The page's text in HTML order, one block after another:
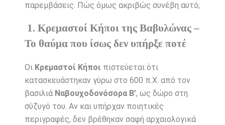
παρεμβάσεις. Πώς όμως ακριβώς συνέβη αυτό;
1. Κρεμαστοί Κήποι της Βαβυλώνας –
Το θαύμα που ίσως δεν υπήρξε ποτέ
Οι Κρεμαστοί Κήποι πιστεύεται ότι
κατασκευάστηκαν γύρω στο 600 π.Χ. από τον
βασιλιά Ναβουχοδονόσορα Β’, ως δώρο στη
σύζυγό του. Αν και υπήρχαν ποιητικές
περιγραφές, δεν βρέθηκαν σαφή αρχαιολογικά